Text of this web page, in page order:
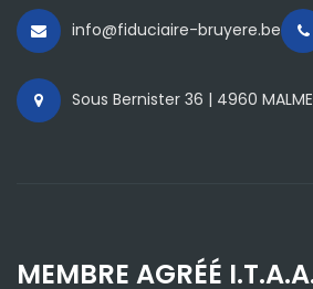
info@fiduciaire-bruyere.be
Sous Bernister 36 | 4960
MEMBRE AGRÉÉ